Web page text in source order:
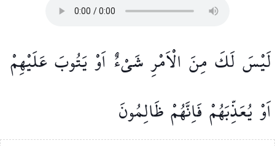
لَيْسَلَكَ مِنَ الْاَمْرِشَيْءٌ اَوْيَتُوبَ عَلَيْهِمْ
اَوْيُعَذِّبَهُمْفَاِنَّهُمْظَالِمُونَ